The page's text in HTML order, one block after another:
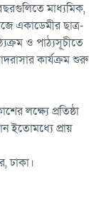
মাধ্যমিক,
একাডেমীর ছাত্র-
ও পাঠ্যসূচীতে
কার্যক্রম শুরু
লক্ষ্যে প্রতিষ্ঠা
ইতোমধ্যে প্রায়
ঢাকা।